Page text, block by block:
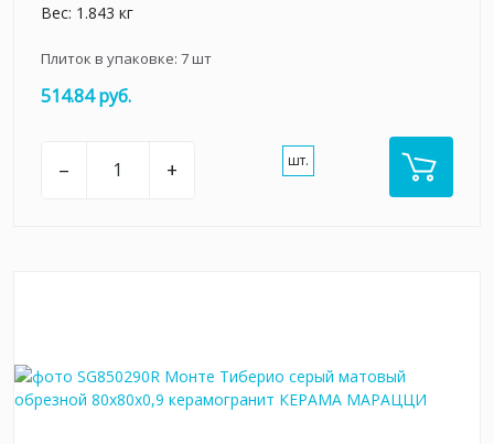
Вес: 1.843 кг
Плиток в упаковке: 7шт
514.84 руб.
– + шт.